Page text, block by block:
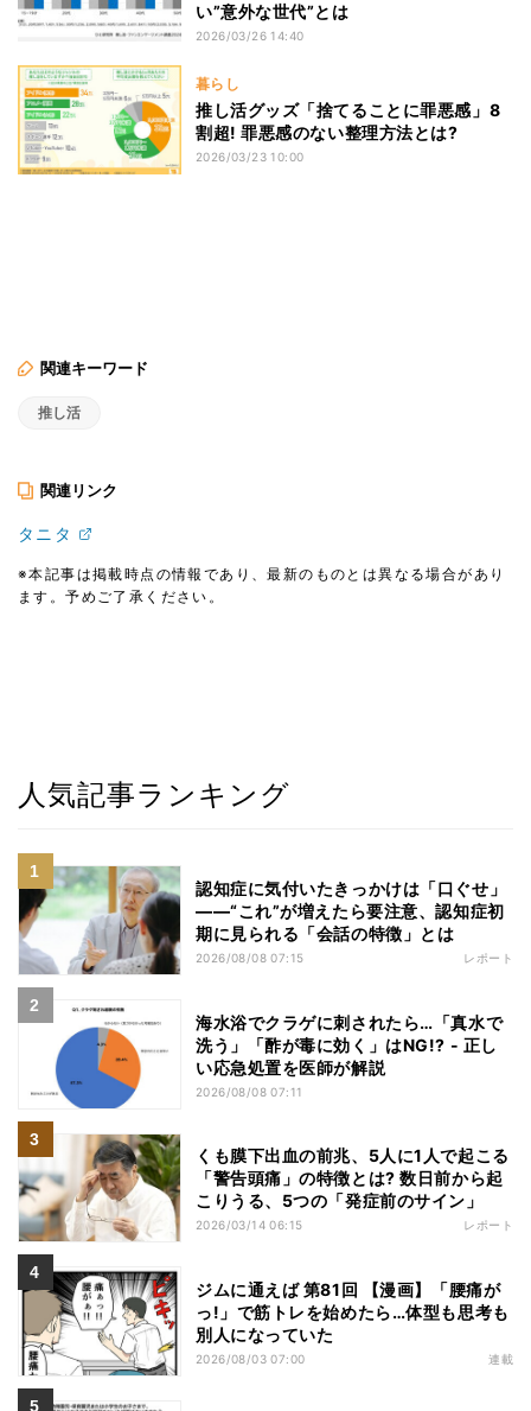
い”意外な世代”とは
2026/03/26 14:40
暮らし
推し活グッズ「捨てることに罪悪感」8
割超! 罪悪感のない整理方法とは?
2026/03/23 10:00
関連キーワード
推し活
関連リンク
タニタ
※本記事は掲載時点の情報であり、最新のものとは異なる場合があり
ます。予めご了承ください。
人気記事ランキング
認知症に気付いたきっかけは「口ぐせ」
――“これ”が増えたら要注意、認知症初
期に見られる「会話の特徴」とは
2026/08/08 07:15 レポート
海水浴でクラゲに刺されたら…「真水で
洗う」「酢が毒に効く」はNG!? - 正し
い応急処置を医師が解説
2026/08/08 07:11
くも膜下出血の前兆、5人に1人で起こる
「警告頭痛」の特徴とは? 数日前から起
こりうる、5つの「発症前のサイン」
2026/03/14 06:15 レポート
ジムに通えば 第81回 【漫画】「腰痛が
っ!」で筋トレを始めたら…体型も思考も
別人になっていた
2026/08/03 07:00 連載